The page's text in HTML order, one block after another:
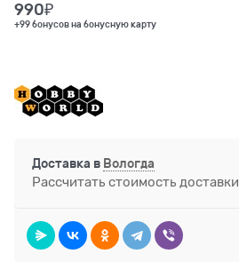
990₽
+99 бонусов на бонусную карту
Доставка в Вологда
Рассчитать стоимость доставки